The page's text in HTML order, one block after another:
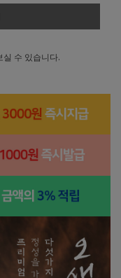
실 수 있습니다.